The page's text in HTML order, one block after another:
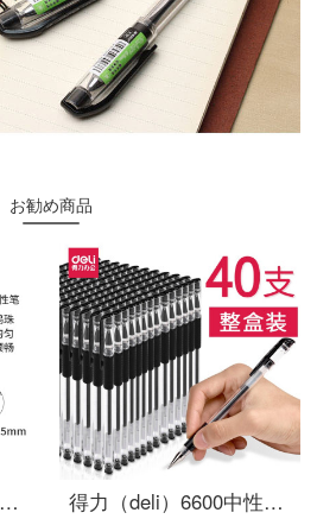
お勧め商品
得力(deli)0.5mm办公中性笔 水笔签字笔 12支/盒黑色34567
得力（deli）6600中性笔水笔0.5mm黑红蓝签字笔书写顺滑大容量中性笔按动整盒批发 40支子弹头超值整盒装